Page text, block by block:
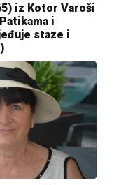
iz Kotor Varoši
i
staze i